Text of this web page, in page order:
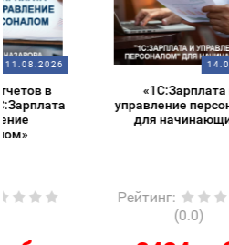
14.08.2026
«1С:Зарплата и
управление персоналом
для начинающих»
Рейтинг